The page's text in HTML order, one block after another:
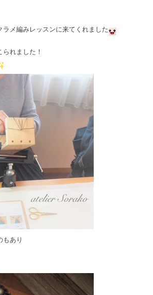
メ編みレッスンに来てくれました
れました！
もあり